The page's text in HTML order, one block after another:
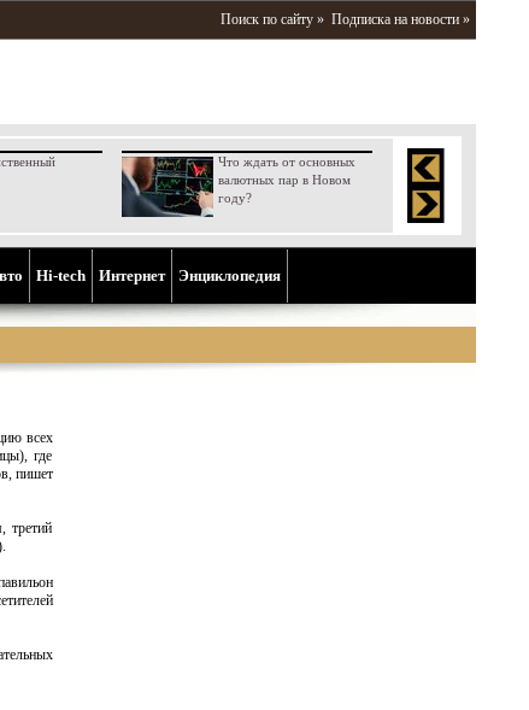
Поиск по сайту » Подписка на новости »
Что ждать от основных
валютных пар в Новом
году?
Hi-tech Интернет Энциклопедия
всех
где
пишет
третий